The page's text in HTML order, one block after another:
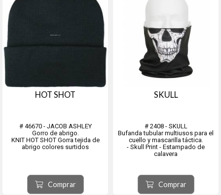
HOT SHOT
# 46670 - JACOB ASHLEY
Gorro de abrigo.
KNIT HOT SHOT Gorra tejida de
abrigo colores surtidos
Comprar
SKULL
# 2408 - SKULL
Bufanda tubular multiusos para el
cuello y mascarilla táctica.
- Skull Print - Estampado de
calavera
Comprar